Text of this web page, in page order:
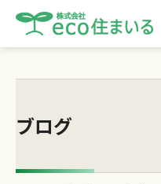
ブログ